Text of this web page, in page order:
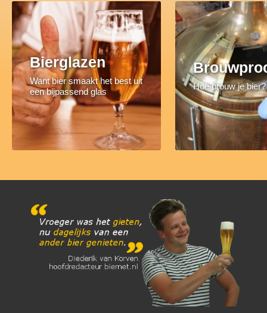
Bierglazen
Want bier smaakt het best uit
een bijpassend glas
Hoe brouw je bier?